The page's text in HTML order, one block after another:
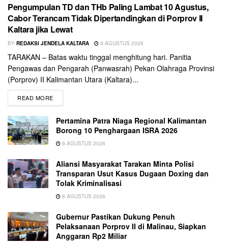
Pengumpulan TD dan THb Paling Lambat 10 Agustus,
Cabor Terancam Tidak Dipertandingkan di Porprov II
Kaltara jika Lewat
BY REDAKSI JENDELA KALTARA 9 AGUSTUS 2026
TARAKAN – Batas waktu tinggal menghitung hari. Panitia
Pengawas dan Pengarah (Panwasrah) Pekan Olahraga Provinsi
(Porprov) II Kalimantan Utara (Kaltara)...
READ MORE
Pertamina Patra Niaga Regional Kalimantan
Borong 10 Penghargaan ISRA 2026
9 AGUSTUS 2026
Aliansi Masyarakat Tarakan Minta Polisi
Transparan Usut Kasus Dugaan Doxing dan
Tolak Kriminalisasi
8 AGUSTUS 2026
Gubernur Pastikan Dukung Penuh
Pelaksanaan Porprov II di Malinau, Siapkan
Anggaran Rp2 Miliar